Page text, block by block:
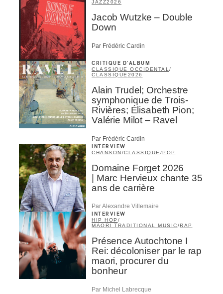
JAZZ2026
Jacob Wutzke – Double
Down
Par Frédéric Cardin
CRITIQUE D'ALBUM
CLASSIQUE OCCIDENTAL/
CLASSIQUE2026
Alain Trudel; Orchestre
symphonique de Trois-
Rivières; Élisabeth Pion;
Valérie Milot – Ravel
Par Frédéric Cardin
INTERVIEW
CHANSON/CLASSIQUE /POP
Domaine Forget 2026
| Marc Hervieux chante 35
ans de carrière
Par Alexandre Villemaire
INTERVIEW
HIP HOP /
MAORI TRADITIONAL MUSIC/RAP
Présence Autochtone I
Rei: décoloniser par le rap
maori, procurer du
bonheur
Par Michel Labrecque